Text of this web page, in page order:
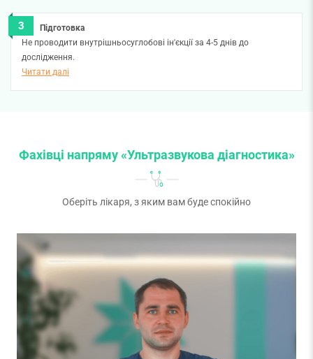
Підготовка
Не проводити внутрішньосуглобові ін'єкції за 4-5 днів до
дослідження.
Читати далі
Фахівці напряму «Ультразвукова діагностика»
Оберіть лікаря, з яким вам буде спокійно